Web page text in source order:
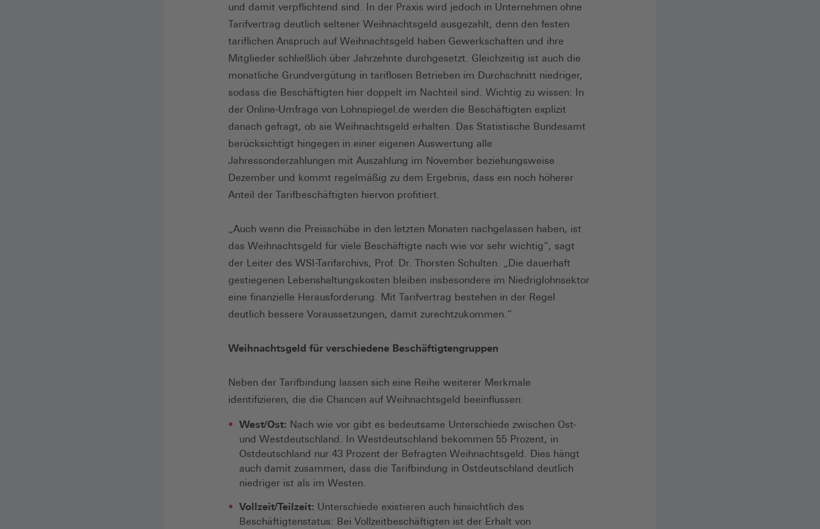
und damit verpflichtend sind. In der Praxis wird jedoch in Unternehmen ohne
Tarifvertrag deutlich seltener Weihnachtsgeld ausgezahlt, denn den festen
tariflichen Anspruch auf Weihnachtsgeld haben Gewerkschaften und ihre
Mitglieder schließlich über Jahrzehnte durchgesetzt. Gleichzeitig ist auch die
monatliche Grundvergütung in tariflosen Betrieben im Durchschnitt niedriger,
sodass die Beschäftigten hier doppelt im Nachteil sind. Wichtig zu wissen: In
der Online-Umfrage von Lohnspiegel.de werden die Beschäftigten explizit
danach gefragt, ob sie Weihnachtsgeld erhalten. Das Statistische Bundesamt
berücksichtigt hingegen in einer eigenen Auswertung alle
Jahressonderzahlungen mit Auszahlung im November beziehungsweise
Dezember und kommt regelmäßig zu dem Ergebnis, dass ein noch höherer
Anteil der Tarifbeschäftigten hiervon profitiert.
„Auch wenn die Preisschübe in den letzten Monaten nachgelassen haben, ist
das Weihnachtsgeld für viele Beschäftigte nach wie vor sehr wichtig“, sagt
der Leiter des WSI-Tarifarchivs, Prof. Dr. Thorsten Schulten. „Die dauerhaft
gestiegenen Lebenshaltungskosten bleiben insbesondere im Niedriglohnsektor
eine finanzielle Herausforderung. Mit Tarifvertrag bestehen in der Regel
deutlich bessere Voraussetzungen, damit zurechtzukommen.“
Weihnachtsgeld für verschiedene Beschäftigtengruppen
Neben der Tarifbindung lassen sich eine Reihe weiterer Merkmale
identifizieren, die die Chancen auf Weihnachtsgeld beeinflussen:
West/Ost: Nach wie vor gibt es bedeutsame Unterschiede zwischen Ost-
und Westdeutschland. In Westdeutschland bekommen 55 Prozent, in
Ostdeutschland nur 43 Prozent der Befragten Weihnachtsgeld. Dies hängt
auch damit zusammen, dass die Tarifbindung in Ostdeutschland deutlich
niedriger ist als im Westen.
Vollzeit/Teilzeit: Unterschiede existieren auch hinsichtlich des
Beschäftigtenstatus: Bei Vollzeitbeschäftigten ist der Erhalt von